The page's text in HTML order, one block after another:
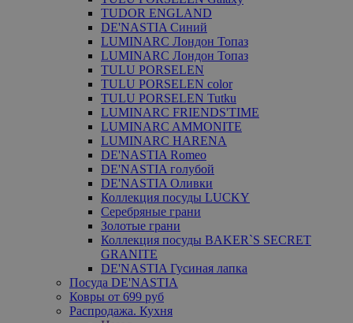
TUDOR ENGLAND
DE'NASTIA Синий
LUMINARC Лондон Топаз
LUMINARC Лондон Топаз
TULU PORSELEN
TULU PORSELEN color
TULU PORSELEN Tutku
LUMINARC FRIENDS'TIME
LUMINARC AMMONITE
LUMINARC HARENA
DE'NASTIA Romeo
DE'NASTIA голубой
DE'NASTIA Оливки
Коллекция посуды LUCKY
Серебряные грани
Золотые грани
Коллекция посуды BAKER`S SECRET
GRANITE
DE'NASTIA Гусиная лапка
Посуда DE'NASTIA
Ковры от 699 руб
Распродажа. Кухня